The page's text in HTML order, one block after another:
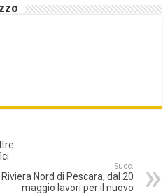
Succ.
Riviera Nord di Pescara, dal 20
maggio lavori per il nuovo